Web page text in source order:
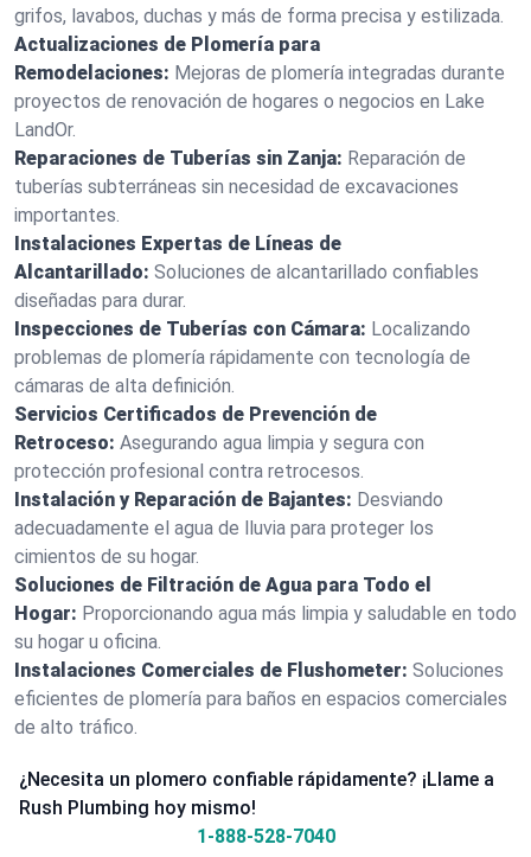
grifos, lavabos, duchas y más de forma precisa y estilizada.
Actualizaciones de Plomería para
Remodelaciones: Mejoras de plomería integradas durante
proyectos de renovación de hogares o negocios en Lake
LandOr.
Reparaciones de Tuberías sin Zanja: Reparación de
tuberías subterráneas sin necesidad de excavaciones
importantes.
Instalaciones Expertas de Líneas de
Alcantarillado: Soluciones de alcantarillado confiables
diseñadas para durar.
Inspecciones de Tuberías con Cámara: Localizando
problemas de plomería rápidamente con tecnología de
cámaras de alta definición.
Servicios Certificados de Prevención de
Retroceso: Asegurando agua limpia y segura con
protección profesional contra retrocesos.
Instalación y Reparación de Bajantes: Desviando
adecuadamente el agua de lluvia para proteger los
cimientos de su hogar.
Soluciones de Filtración de Agua para Todo el
Hogar: Proporcionando agua más limpia y saludable en todo
su hogar u oficina.
Instalaciones Comerciales de Flushometer: Soluciones
eficientes de plomería para baños en espacios comerciales
de alto tráfico.
¿Necesita un plomero confiable rápidamente? ¡Llame a
Rush Plumbing hoy mismo!
1-888-528-7040